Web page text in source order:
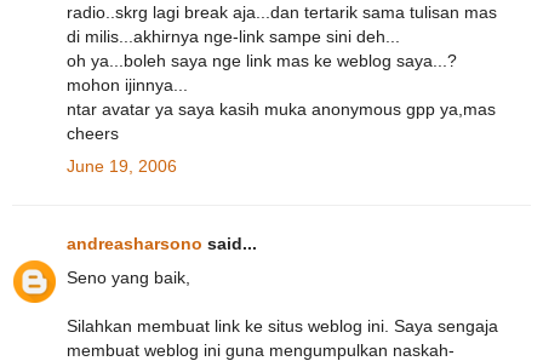
radio..skrg lagi break aja...dan tertarik sama tulisan mas
di milis...akhirnya nge-link sampe sini deh...
oh ya...boleh saya nge link mas ke weblog saya...?
mohon ijinnya...
ntar avatar ya saya kasih muka anonymous gpp ya,mas
cheers
June 19, 2006
andreasharsono said...
Seno yang baik,
Silahkan membuat link ke situs weblog ini. Saya sengaja
membuat weblog ini guna mengumpulkan naskah-